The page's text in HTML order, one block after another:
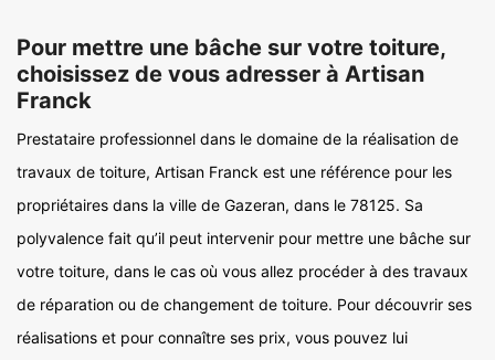
Pour mettre une bâche sur votre toiture,
choisissez de vous adresser à Artisan
Franck
Prestataire professionnel dans le domaine de la réalisation de
travaux de toiture, Artisan Franck est une référence pour les
propriétaires dans la ville de Gazeran, dans le 78125. Sa
polyvalence fait qu’il peut intervenir pour mettre une bâche sur
votre toiture, dans le cas où vous allez procéder à des travaux
de réparation ou de changement de toiture. Pour découvrir ses
réalisations et pour connaître ses prix, vous pouvez lui